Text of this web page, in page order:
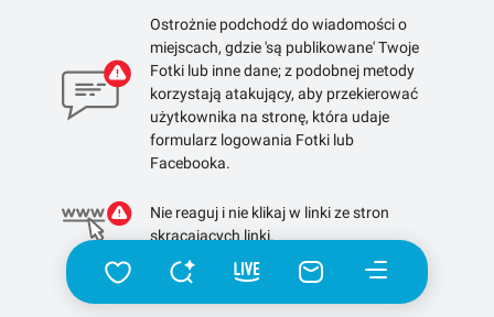
Ostrożnie podchodź do wiadomości o
miejscach, gdzie 'są publikowane' Twoje
Fotki lub inne dane; z podobnej metody
korzystają atakujący, aby przekierować
użytkownika na stronę, która udaje
formularz logowania Fotki lub
Facebooka.
Nie reaguj i nie klikaj w linki ze stron
skracających linki.